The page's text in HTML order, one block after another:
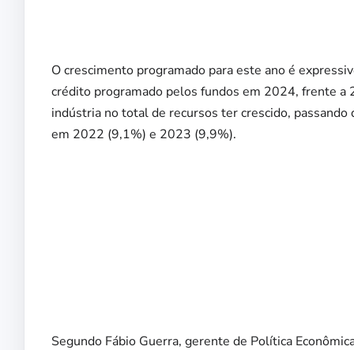
O crescimento programado para este ano é
crédito programado pelos fundos em 2024, frente a
indústria no total de recursos ter crescido,
em 2022 (9,1%) e 2023 (9,9%).
Segundo Fábio Guerra, gerente de Política